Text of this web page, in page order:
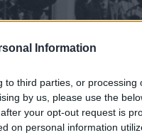
Information
to third parties, or processing
by us, please use the
your opt-out request is
on personal information